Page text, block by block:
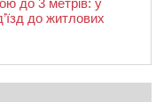
до житлових